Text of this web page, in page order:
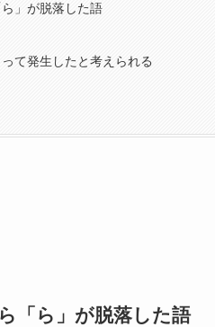
」が脱落した語
て発生したと考えられる
「ら」が脱落した語